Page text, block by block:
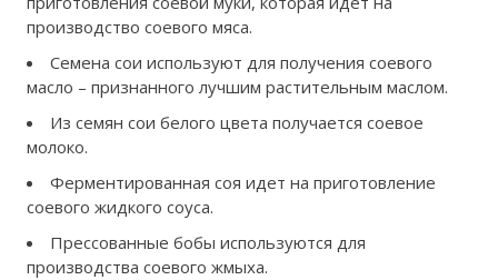
производство соевого мяса.
Семена сои используют для получения соевого
масло – признанного лучшим растительным маслом.
Из семян сои белого цвета получается соевое
молоко.
Ферментированная соя идет на приготовление
соевого жидкого соуса.
Прессованные бобы используются для
производства соевого жмыха.